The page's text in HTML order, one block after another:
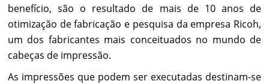
benefício, são o resultado de mais de 10 anos de
otimização de fabricação e pesquisa da empresa Ricoh,
um dos fabricantes mais conceituados no mundo de
cabeças de impressão.
As impressões que podem ser executadas destinam-se